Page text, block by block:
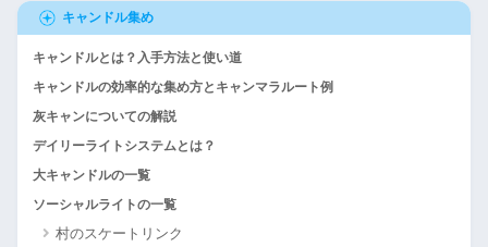
キャンドル集め
キャンドルとは？入手方法と使い道
キャンドルの効率的な集め方とキャンマラルート例
灰キャンについての解説
デイリーライトシステムとは？
大キャンドルの一覧
ソーシャルライトの一覧
村のスケートリンク